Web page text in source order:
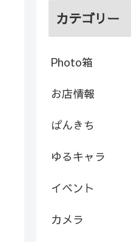
カテゴリー
Photo箱
お店情報
ぱんきち
ゆるキャラ
イベント
カメラ